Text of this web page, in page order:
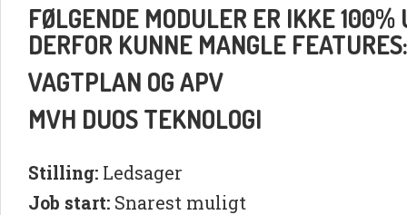
FØLGENDE MODULER ER IKKE 100%
DERFOR KUNNE MANGLE FEATURES:
VAGTPLAN OG APV
MVH DUOS TEKNOLOGI
Stilling: Ledsager
Job start: Snarest muligt